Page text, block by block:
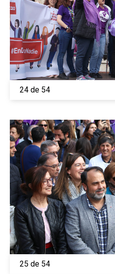
24 de 54
25 de 54